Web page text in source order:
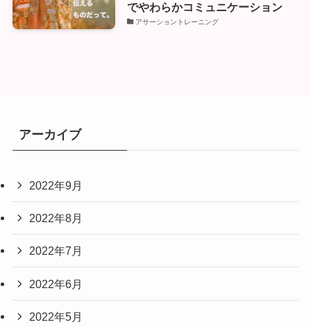
でやわらかコミュニケーション
アサーショントレーニング
アーカイブ
2022年9月
2022年8月
2022年7月
2022年6月
2022年5月